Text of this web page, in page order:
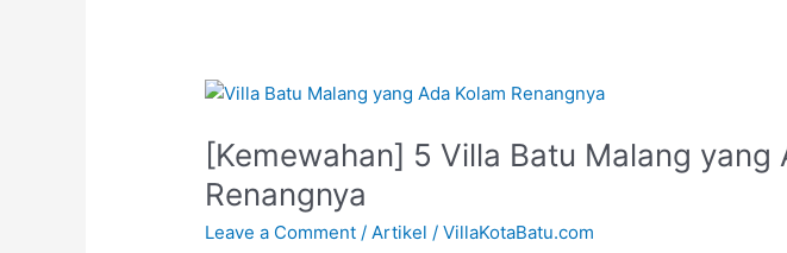
[Kemewahan] 5 Villa Batu Malang yang
Renangnya
Leave a Comment /Artikel /VillaKotaBatu.com
[Kemewahan]
Villa
Batu
Malang
yang